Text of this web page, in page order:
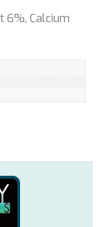
6%, Calcium